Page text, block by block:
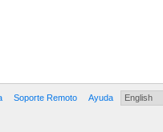
Soporte Remoto Ayuda